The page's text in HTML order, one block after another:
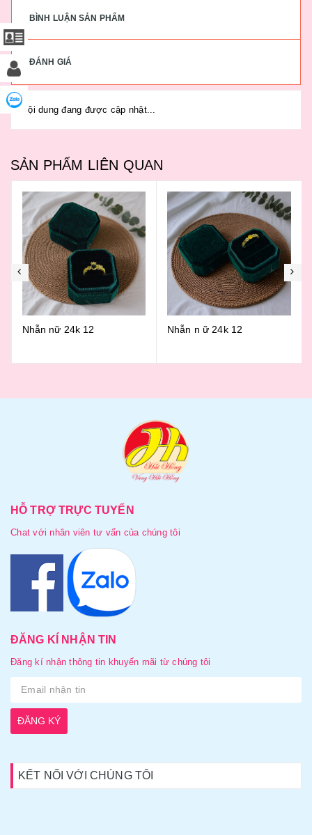
BÌNH LUẬN SẢN PHẨM
ĐÁNH GIÁ
Nội dung đang được cập nhật...
SẢN PHẨM LIÊN QUAN
Nhẫn nữ 24k 12 Nhẫn n ữ 24k 12
HỖ TRỢ TRỰC TUYẾN
Chat với nhân viên tư vấn của chúng tôi
ĐĂNG KÍ NHẬN TIN
Đăng kí nhận thông tin khuyến mãi từ chúng tôi
ĐĂNG KÝ
KẾT NỐI VỚI CHÚNG TÔI